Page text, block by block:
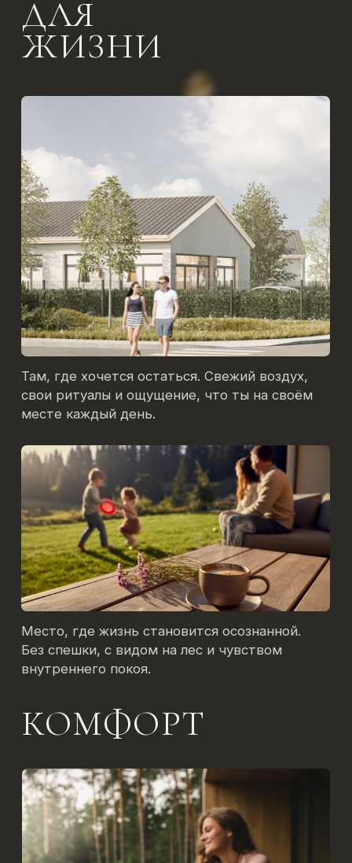
Тёплые дома, продуманные планировки,
тишина за окном и всё необходимое рядом —
чтобы просто жить и ни о чём не думать.